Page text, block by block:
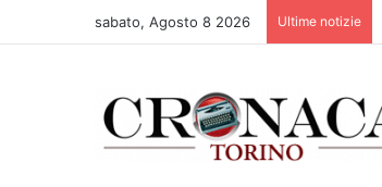
sabato, Agosto 8 2026 Ultime notizie